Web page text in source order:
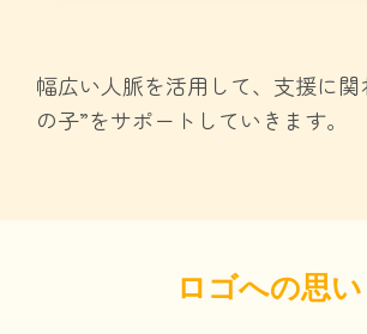
幅広い人脈を活用して、支援に関
の子”をサポートしていきます。
ロゴへの思い